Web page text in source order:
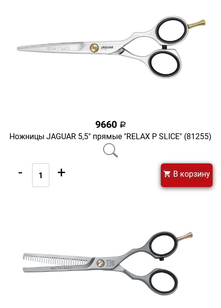
9660 a
Ножницы JAGUAR 5,5" прямые "RELAX Р SLICE" (81255)
- + В корзину